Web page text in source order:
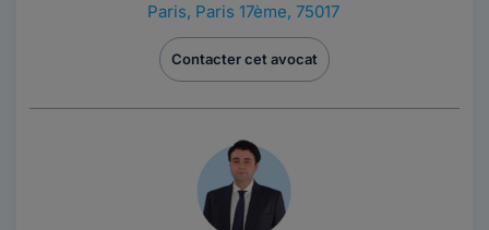
Paris, Paris 17ème, 75017
Contacter cet avocat